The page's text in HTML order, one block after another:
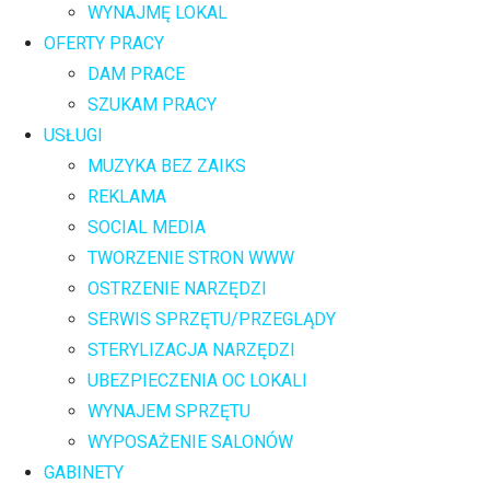
WYNAJMĘ LOKAL
OFERTY PRACY
DAM PRACE
SZUKAM PRACY
USŁUGI
MUZYKA BEZ ZAIKS
REKLAMA
SOCIAL MEDIA
TWORZENIE STRON WWW
OSTRZENIE NARZĘDZI
SERWIS SPRZĘTU/PRZEGLĄDY
STERYLIZACJA NARZĘDZI
UBEZPIECZENIA OC LOKALI
WYNAJEM SPRZĘTU
WYPOSAŻENIE SALONÓW
GABINETY